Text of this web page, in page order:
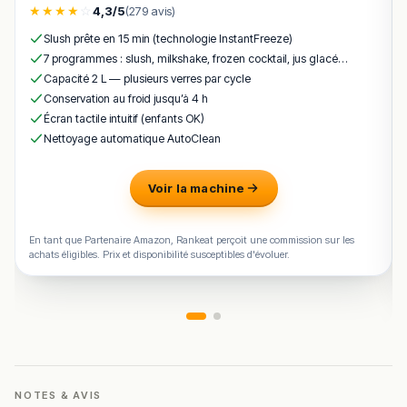
Cette description peut contenir des erreurs, n'hésitez pas à
nous aider en vous rendant sur :Améliorer la fiche de cet
établissement
★★★★ 4,3/5(279 avis)
Slush prête en 15 min (technologie InstantFreeze)
7 programmes : slush, milkshake, frozen cocktail, jus glacé…
Capacité 2 L — plusieurs verres par cycle
Conservation au froid jusqu’à 4 h
Écran tactile intuitif (enfants OK)
Nettoyage automatique AutoClean
Voir la machine
En tant que Partenaire Amazon, Rankeat perçoit une commission sur les
achats éligibles. Prix et disponibilité susceptibles d'évoluer.
NOTES & AVIS